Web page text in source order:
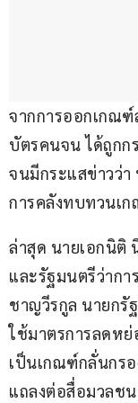
จากการออกเกณ
บัตรคนจน ได้ถูก
จนมีกระแสข่าวว่า
การคลังทบทวนเ
ล่าสุด นายเอกนิติ
และรัฐมนตรีว่ากา
ชาญวีรกูล นายกรั
ใช้มาตรการลดห
เป็นเกณฑ์กลั่นกร
แถลงต่อสื่อมวลช